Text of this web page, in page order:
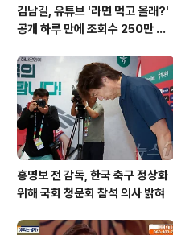
김남길, 유튜브 '라면 먹고 올래?'
공개 하루 만에 조회수 250만 돌
홍명보 전 감독, 한국 축구 정상화
위해 국회 청문회 참석 의사 밝혀